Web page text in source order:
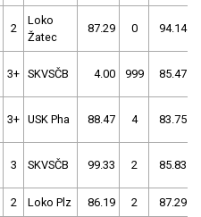
2
Loko
Žatec
87.29 0 94.14
3+ SKVSČB 4.00 999 85.47
3+ USK Pha 88.47 4 83.75
3 SKVSČB 99.33 2 85.83
2 Loko Plz 86.19 2 87.29